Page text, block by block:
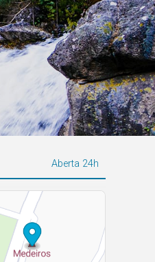
Aberta 24h